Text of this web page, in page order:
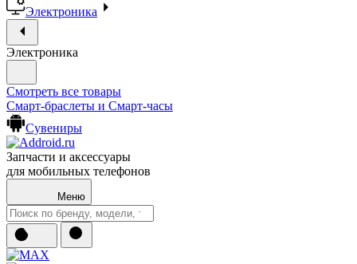
Электроника
Электроника
Смотреть все товары
Смарт-браслеты и Смарт-часы
Сувениры
Запчасти и аксессуары
для мобильных телефонов
Меню